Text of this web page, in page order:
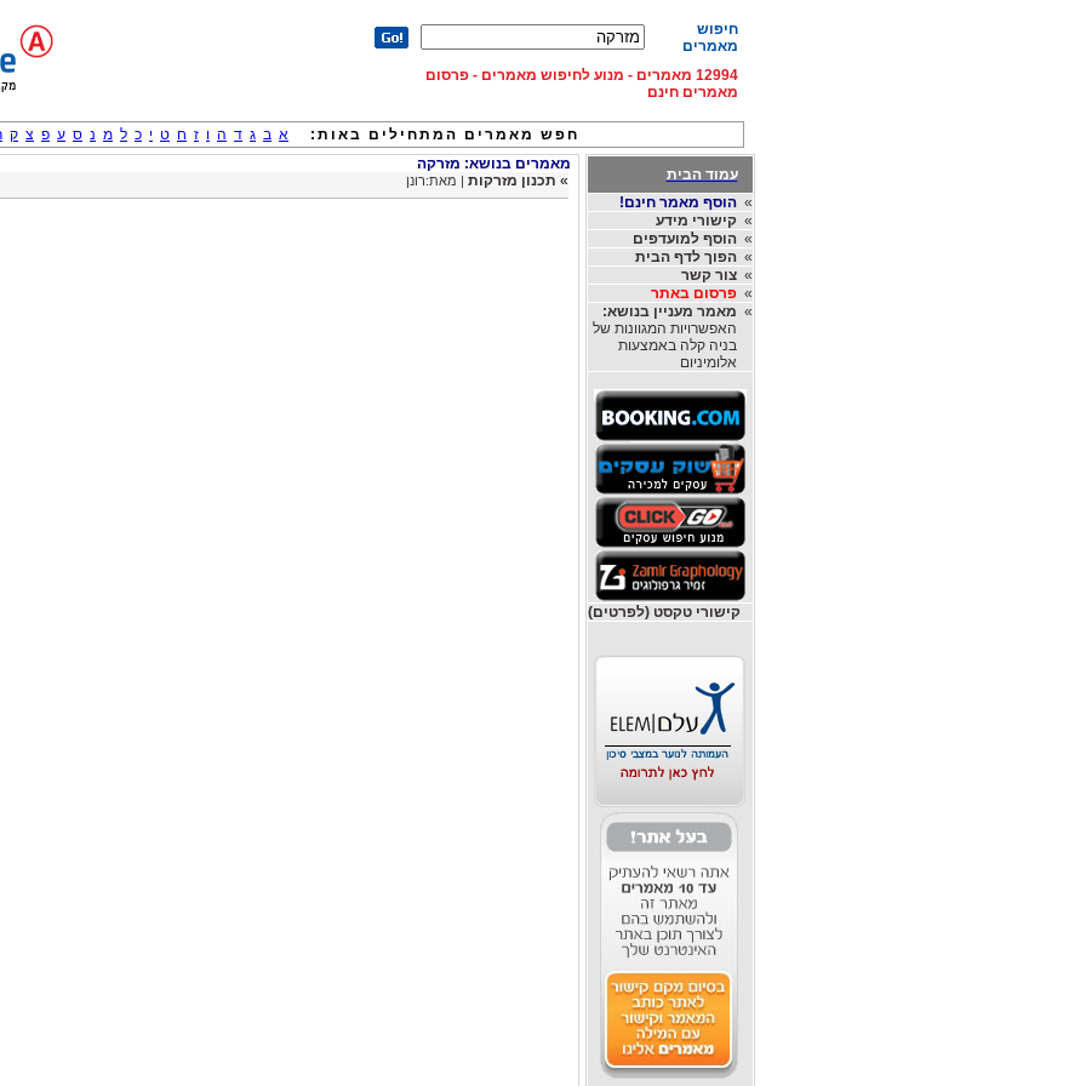
חיפוש
מאמרים
12994 מאמרים - מנוע לחיפוש מאמרים - פרסום
מאמרים חינם
חפש מאמרים המתחילים באות: א ב ג ד ה ו ז ח ט י כ ל מ נ ס ע פ צ ק
עמוד הבית
»הוסף מאמר חינם!
»קישורי מידע
»הוסף למועדפים
»הפוך לדף הבית
»צור קשר
»פרסום באתר
» מאמר מעניין בנושא:
האפשרויות המגוונות של
בניה קלה באמצעות
אלומיניום
קישורי טקסט (לפרטים)
מאמרים בנושא: מזרקה
» תכנון מזרקות | מאת:רונן